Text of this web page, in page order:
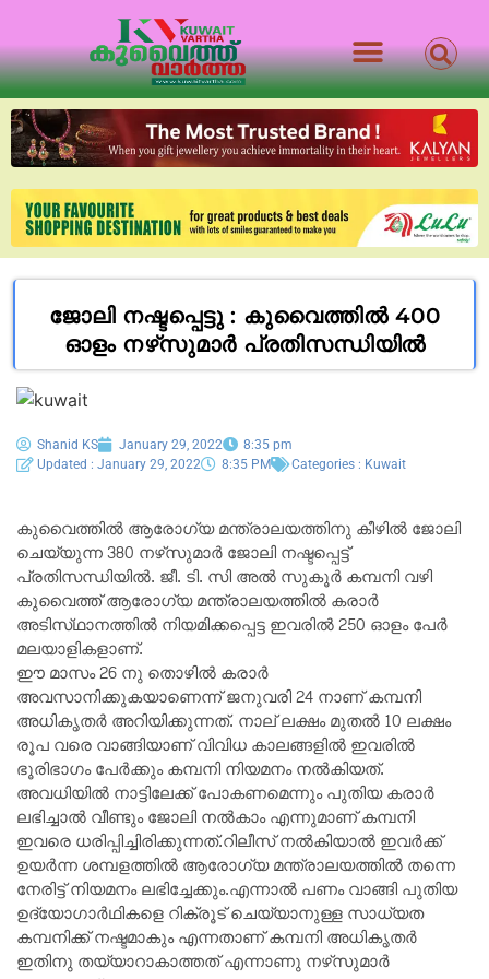
ജോലി നഷ്ടപ്പെട്ടു : കുവൈത്തിൽ 400
ഓളം നഴ്‌സുമാർ പ്രതിസന്ധിയിൽ
Shanid KS January 29, 2022
8:35 pm
Updated : January 29, 2022
8:35 PM Categories : Kuwait
കുവൈത്തിൽ ആരോഗ്യ മന്ത്രാലയത്തിനു കീഴിൽ ജോലി
ചെയ്യുന്ന 380 നഴ്‌സുമാർ ജോലി നഷ്ടപ്പെട്ട്
പ്രതിസന്ധിയിൽ. ജീ. ടി. സി അൽ സുകൂർ കമ്പനി വഴി
കുവൈത്ത് ആരോഗ്യ മന്ത്രാലയത്തിൽ കരാർ
അടിസ്‌ഥാനത്തിൽ നിയമിക്കപ്പെട്ട ഇവരിൽ 250 ഓളം പേർ
മലയാളികളാണ്.
ഈ മാസം 26 നു തൊഴിൽ കരാർ
അവസാനിക്കുകയാണെന്ന് ജനുവരി 24 നാണ് കമ്പനി
അധികൃതർ അറിയിക്കുന്നത്. നാല് ലക്ഷം മുതൽ 10 ലക്ഷം
രൂപ വരെ വാങ്ങിയാണ് വിവിധ കാലങ്ങളിൽ ഇവരിൽ
ഭൂരിഭാഗം പേർക്കും കമ്പനി നിയമനം നൽകിയത്.
അവധിയിൽ നാട്ടിലേക്ക് പോകണമെന്നും പുതിയ കരാർ
ലഭിച്ചാൽ വീണ്ടും ജോലി നൽകാം എന്നുമാണ് കമ്പനി
ഇവരെ ധരിപ്പിച്ചിരിക്കുന്നത്.റിലീസ് നൽകിയാൽ ഇവർക്ക്
ഉയർന്ന ശമ്പളത്തിൽ ആരോഗ്യ മന്ത്രാലയത്തിൽ തന്നെ
നേരിട്ട് നിയമനം ലഭിച്ചേക്കും.എന്നാൽ പണം വാങ്ങി പുതിയ
ഉദ്യോഗാർഥികളെ റിക്രൂട് ചെയ്യാനുള്ള സാധ്യത
കമ്പനിക്ക് നഷ്ടമാകും എന്നതാണ് കമ്പനി അധികൃതർ
ഇതിനു തയ്യാറാകാത്തത്‌ എന്നാണു നഴ്‌സുമാർ